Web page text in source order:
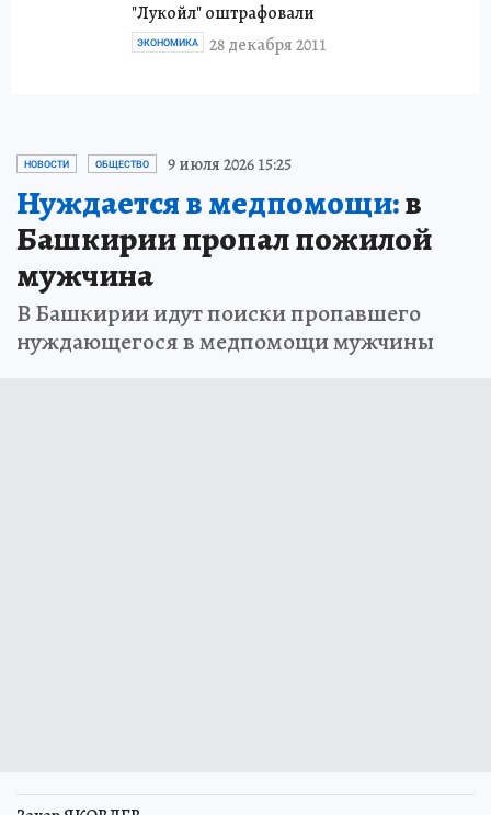
"Лукойл" оштрафовали
28 декабря 2011
ЭКОНОМИКА
НОВОСТИ ОБЩЕСТВО 9 июля 2026 15:25
Нуждается в медпомощи:в
Башкирии пропал пожилой
мужчина
В Башкирии идут поиски пропавшего
нуждающегося в медпомощи мужчины